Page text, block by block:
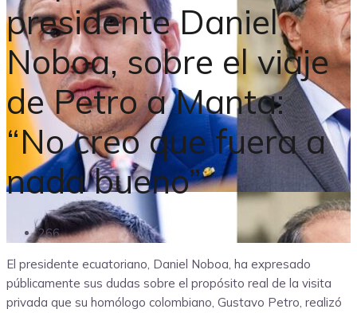
presidente Daniel
Noboa, sobre el viaje
de Petro a Manta:
“No creo que fuera a
nada bueno”
266
El presidente ecuatoriano, Daniel Noboa, ha expresado
públicamente sus dudas sobre el propósito real de la visita
privada que su homólogo colombiano, Gustavo Petro, realizó